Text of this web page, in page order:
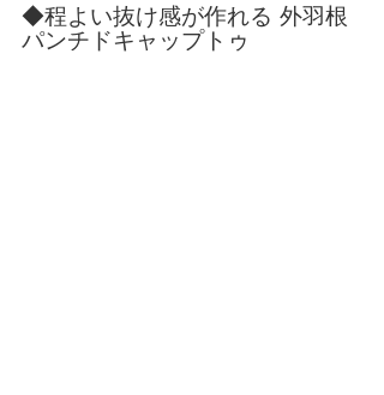
◆程よい抜け感が作れる 外羽根
パンチドキャップトゥ